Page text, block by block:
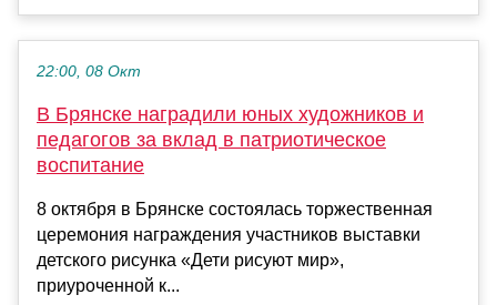
22:00, 08 Окт
В Брянске наградили юных художников и
педагогов за вклад в патриотическое
воспитание
8 октября в Брянске состоялась торжественная
церемония награждения участников выставки
детского рисунка «Дети рисуют мир»,
приуроченной к...